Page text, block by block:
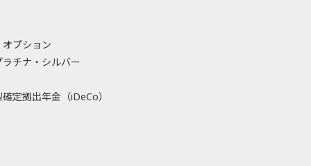
プション
ラチナ・シルバー
定拠出年金（iDeCo）